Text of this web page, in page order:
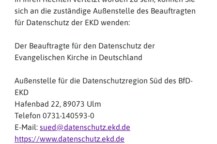
sich an die zuständige Außenstelle des Beauftragten
für Datenschutz der EKD wenden:
Der Beauftragte für den Datenschutz der
Evangelischen Kirche in Deutschland
Außenstelle für die Datenschutzregion Süd des BfD-
EKD
Hafenbad 22, 89073 Ulm
Telefon 0731-140593-0
E-Mail: sued@datenschutz.ekd.de
https://www.datenschutz.ekd.de